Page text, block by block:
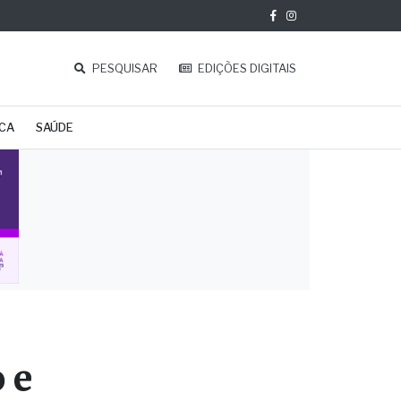
PESQUISAR EDIÇÕES DIGITAIS
SAÚDE
e